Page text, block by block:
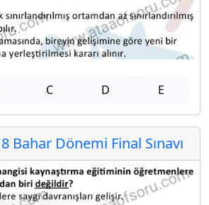
C D E
Bahar Dönemi Final Sınavı